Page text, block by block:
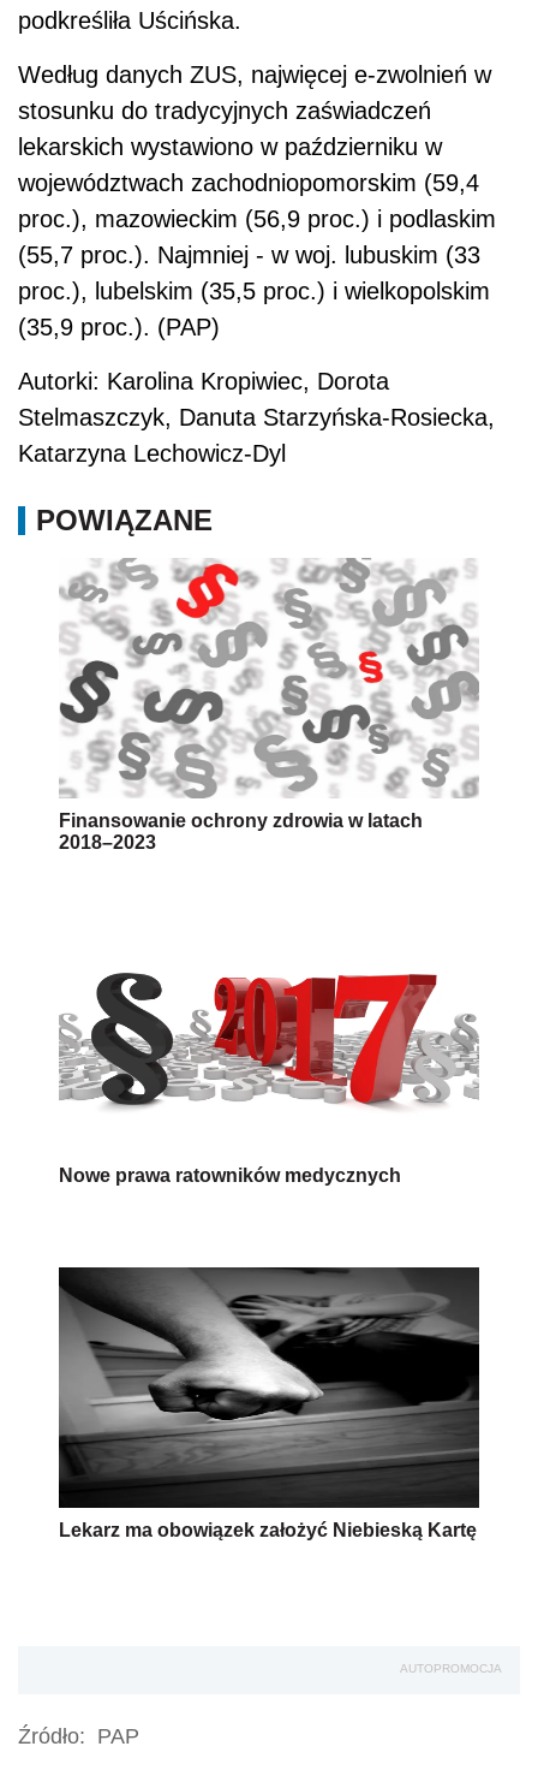
podkreśliła Uścińska.
Według danych ZUS, najwięcej e-zwolnień w
stosunku do tradycyjnych zaświadczeń
lekarskich wystawiono w październiku w
województwach zachodniopomorskim (59,4
proc.), mazowieckim (56,9 proc.) i podlaskim
(55,7 proc.). Najmniej - w woj. lubuskim (33
proc.), lubelskim (35,5 proc.) i wielkopolskim
(35,9 proc.). (PAP)
Autorki: Karolina Kropiwiec, Dorota
Stelmaszczyk, Danuta Starzyńska-Rosiecka,
Katarzyna Lechowicz-Dyl
POWIĄZANE
Finansowanie ochrony zdrowia w latach
2018–2023
Nowe prawa ratowników medycznych
Lekarz ma obowiązek założyć Niebieską Kartę
AUTOPROMOCJA
Źródło: PAP